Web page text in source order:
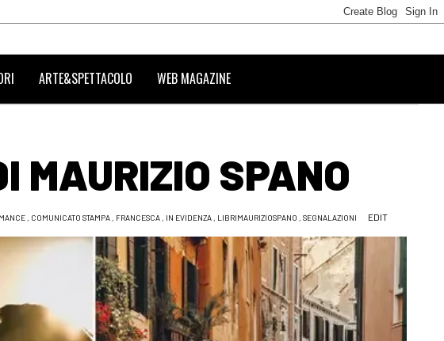
ARTE&SPETTACOLO WEB MAGAZINE
MAURIZIO SPANO
, COMUNICATO STAMPA , FRANCESCA , IN EVIDENZA , LIBRIMAURIZIOSPANO , SEGNALAZIONI EDIT